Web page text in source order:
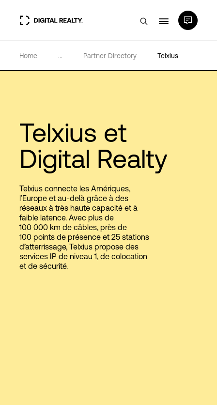
Data Centers
Expertise et ressources
A propos de nous
Language
Connexion
Home ... Partner Directory Telxius
Telxius et
Digital Realty
Telxius connecte les Amériques,
l’Europe et au-delà grâce à des
réseaux à très haute capacité et à
faible latence. Avec plus de
100 000 km de câbles, près de
100 points de présence et 25 stations
d’atterrissage, Telxius propose des
services IP de niveau 1, de colocation
et de sécurité.